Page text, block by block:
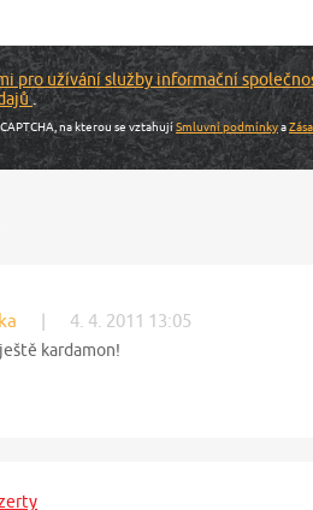
pro užívání služby informační
.
na kterou se vztahujíSmluvní podmínkya
4. 4. 2011 13:05
kardamon!